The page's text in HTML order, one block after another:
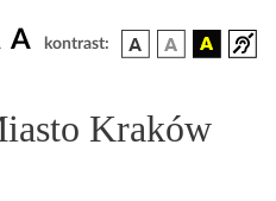
A kontrast:
Kraków